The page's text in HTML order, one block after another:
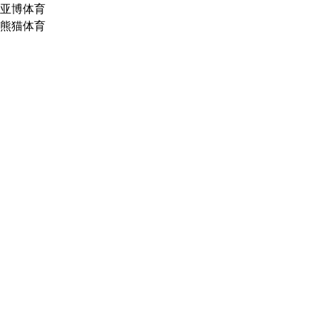
亚博体育
熊猫体育